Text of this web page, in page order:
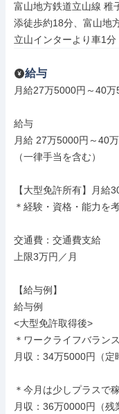
富山地方鉄道立山線 稚
添徒歩約18分、富山地
立山インターより車1分
給与
月給27万5000円～40万
給与
月給 27万5000円～40
（一律手当を含む）
【大型免許所有】月給
＊経験・資格・能力を
交通費：交通費支給
上限3万円／月
【給与例】
給与例
<大型免許取得後>
＊ワークライフバラン
月収：34万5000円（定
＊今月は少しプラスで
月収：36万0000円（残